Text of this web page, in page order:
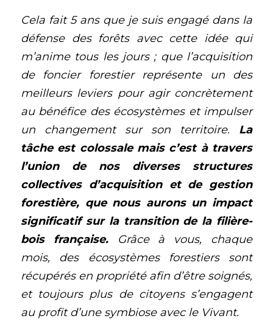
Cela fait 5 ans que je suis engagé dans la
défense des forêts avec cette idée qui
m’anime tous les jours ; que l’acquisition
de foncier forestier représente un des
meilleurs leviers pour agir concrètement
au bénéfice des écosystèmes et impulser
un changement sur son territoire. La
tâche est colossale mais c’est à travers
l’union de nos diverses structures
collectives d’acquisition et de gestion
forestière, que nous aurons un impact
significatif sur la transition de la filière-
bois française.
Grâce à vous, chaque
mois, des écosystèmes forestiers sont
récupérés en propriété afin d’être soignés,
et toujours plus de citoyens s’engagent
au profit d’une symbiose avec le Vivant.